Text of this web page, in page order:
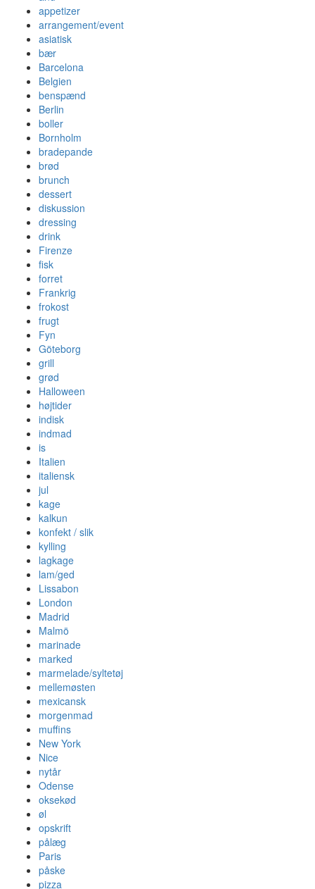
appetizer
arrangement/event
asiatisk
bær
Barcelona
Belgien
benspænd
Berlin
boller
Bornholm
bradepande
brød
brunch
dessert
diskussion
dressing
drink
Firenze
fisk
forret
Frankrig
frokost
frugt
Fyn
Göteborg
grill
grød
Halloween
højtider
indisk
indmad
is
Italien
italiensk
jul
kage
kalkun
konfekt / slik
kylling
lagkage
lam/ged
Lissabon
London
Madrid
Malmö
marinade
marked
marmelade/syltetøj
mellemøsten
mexicansk
morgenmad
muffins
New York
Nice
nytår
Odense
oksekød
øl
opskrift
pålæg
Paris
påske
pizza